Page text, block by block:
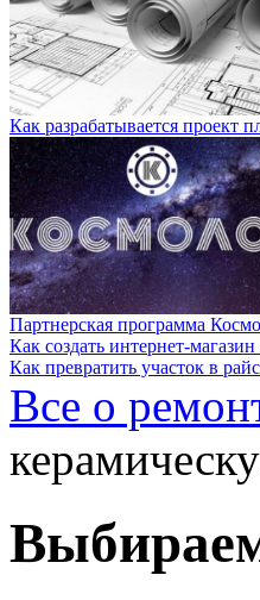
Как разрабатывается проект
Партнерская программа
Как создать интернет-
Как превратить участок в
Все о